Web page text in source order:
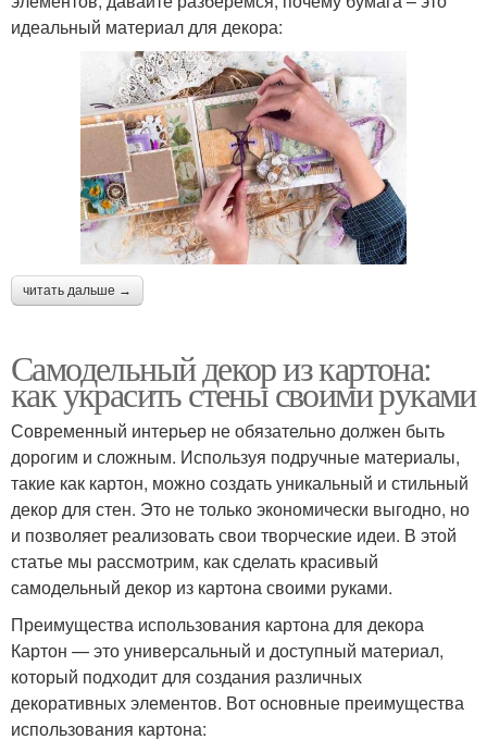
идеальный материал для декора:
читать дальше →
Самодельный декор из картона:
как украсить стены своими руками
Современный интерьер не обязательно должен быть
дорогим и сложным. Используя подручные материалы,
такие как картон, можно создать уникальный и стильный
декор для стен. Это не только экономически выгодно, но
и позволяет реализовать свои творческие идеи. В этой
статье мы рассмотрим, как сделать красивый
самодельный декор из картона своими руками.
Преимущества использования картона для декора
Картон — это универсальный и доступный материал,
который подходит для создания различных
декоративных элементов. Вот основные преимущества
использования картона: